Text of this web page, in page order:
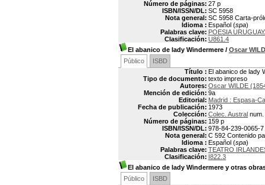
Número de páginas: 27 p
ISBN/ISSN/DL: SC 5958
Nota general: SC 5958 Carta-
Idioma : Español (spa)
Palabras clave: POESIA
Clasificación: U861.4
El abanico de lady Windermere / Oscar
Público
ISBD
Título : El abanico de lady
Tipo de documento: texto impreso
Autores: Oscar WILDE
Mención de edición: 9a
Editorial: Madrid : Espasa-
Fecha de publicación: 1973
Colección: Colec. Austral num.
Número de páginas: 159 p
ISBN/ISSN/DL: 978-84-239-0065-7
Nota general: C 592 Contenido
Idioma : Español (spa)
Palabras clave: TEATRO
Clasificación: I822.3
El abanico de lady Windermere y otras
Público
ISBD